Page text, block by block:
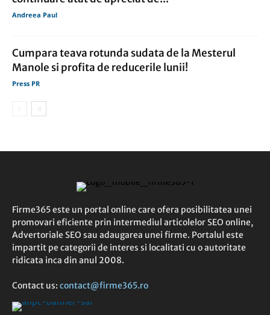
Andreea Paul
Cumpara teava rotunda sudata de la Mesterul
Manole si profita de reducerile lunii!
Press PR
Firme365 este un portal online care ofera posibilitatea unei
promovari eficiente prin intermediul articolelor SEO online,
Advertoriale SEO sau adaugarea unei firme. Portalul este
impartit pe categorii de interes si localitati cu o autoritate
ridicata inca din anul 2008.
Contact us: contact@firme365.ro